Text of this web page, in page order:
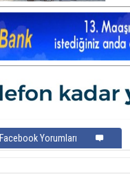
Facebook Yorumları